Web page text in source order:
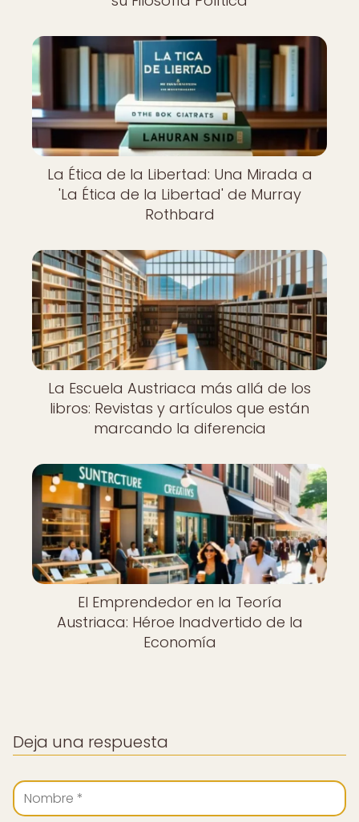
La Ética de la Libertad: Una Mirada a
'La Ética de la Libertad' de Murray
Rothbard
La Escuela Austriaca más allá de los
libros: Revistas y artículos que están
marcando la diferencia
El Emprendedor en la Teoría
Austriaca: Héroe Inadvertido de la
Economía
Deja una respuesta